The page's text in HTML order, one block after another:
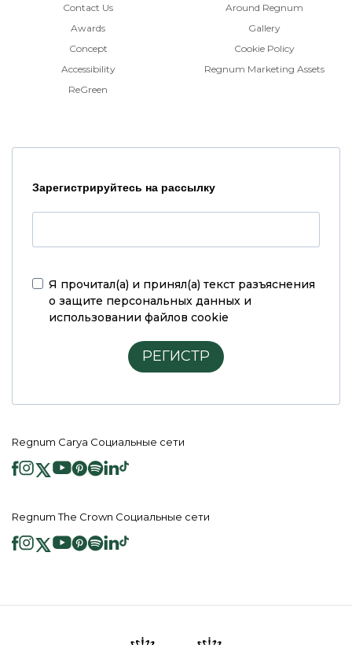
Contact Us
Awards
Concept
Accessibility
ReGreen
Around Regnum
Gallery
Cookie Policy
Regnum Marketing Assets
Зарегистрируйтесь на рассылку
Я прочитал(а) и принял(а) текст разъяснения
о защите персональных данных и
использовании файлов cookie
РЕГИСТР
Regnum Carya Социальные сети
Regnum The Crown Социальные сети